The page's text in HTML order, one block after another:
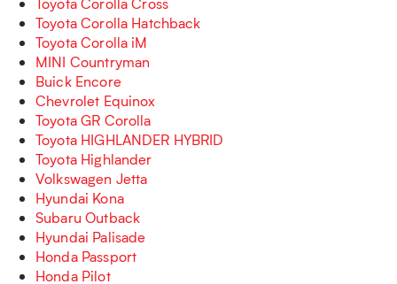
Toyota Corolla Hatchback
Toyota Corolla iM
MINI Countryman
Buick Encore
Chevrolet Equinox
Toyota GR Corolla
Toyota HIGHLANDER HYBRID
Toyota Highlander
Volkswagen Jetta
Hyundai Kona
Subaru Outback
Hyundai Palisade
Honda Passport
Honda Pilot